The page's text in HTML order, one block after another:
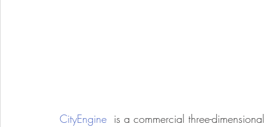
CityEngine
is a commercial three-